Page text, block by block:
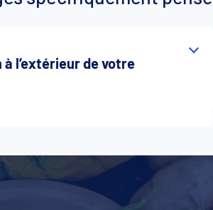
l’extérieur de votre